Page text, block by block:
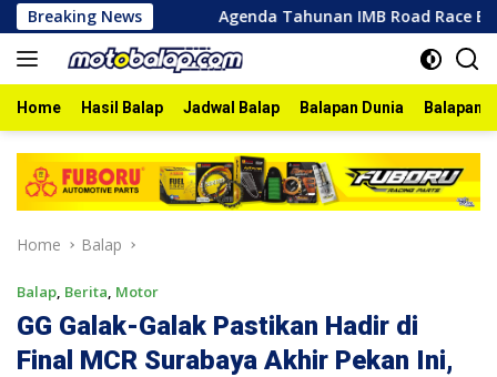
Skip
to
content
Breaking News
2026 Agenda Tahunan IMB Road Race
Home Hasil Balap Jadwal Balap Balapan Dunia Balapan
Home Balap
Balap Berita Motor
GG Galak-Galak Pastikan Hadir di
Final MCR Surabaya Akhir Pekan Ini,